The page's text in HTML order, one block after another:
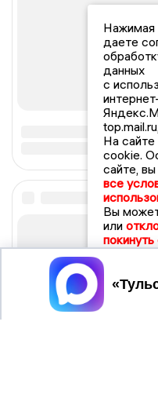
Нажимая
даете
данных
с
На
cookie.
сайте,
все
Вы
или
покинуть